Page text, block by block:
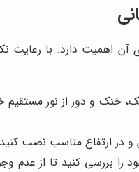
اهمیت دارد. با رعایت
و دور از نور مستقیم
در ارتفاع مناسب نصب
بررسی کنید تا از عدم